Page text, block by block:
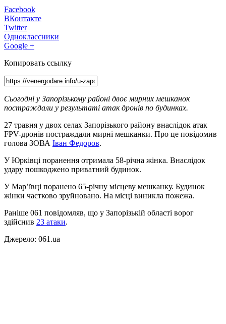
Facebook
ВКонтакте
Twitter
Одноклассники
Google +
Копировать ссылку
Сьогодні у Запорізькому районі двоє мирних мешканок
постраждали у результаті атак дронів по будинках.
27 травня у двох селах Запорізького району внаслідок атак
FPV-дронів постраждали мирні мешканки. Про це повідомив
голова ЗОВА Іван Федоров.
У Юрківці поранення отримала 58-річна жінка. Внаслідок
удару пошкоджено приватний будинок.
У Марʼївці поранено 65-річну місцеву мешканку. Будинок
жінки частково зруйновано. На місці виникла пожежа.
Раніше 061 повідомляв, що у Запорізькій області ворог
здійснив 23 атаки.
Джерело: 061.ua